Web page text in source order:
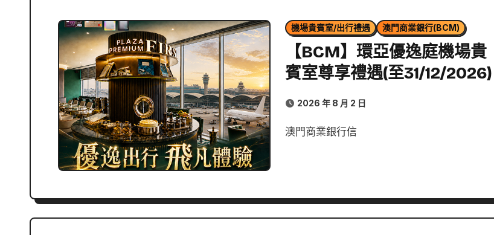
機場貴賓室/出行禮遇 澳門商業銀行(BCM)
【BCM】環亞優逸庭機場貴
賓室尊享禮遇(至31/12/2026)
2026 年 8 月 2 日
澳門商業銀行信